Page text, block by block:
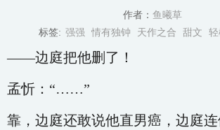
作者： 鱼曦草
标签: 强强 情有独钟 天作之合 甜文 轻
——边庭把他删了！
孟忻：“……”
靠，边庭还敢说他直男癌，边庭